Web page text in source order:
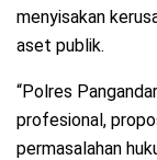
menyisakan
aset publik.
“Polres
profesional,
permasalahan